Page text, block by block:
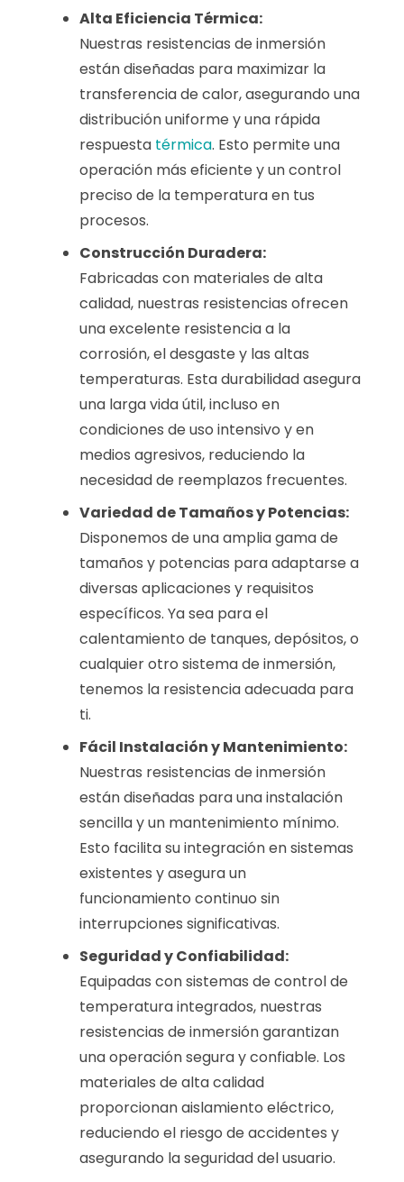
Alta Eficiencia Térmica:
Nuestras resistencias de inmersión
están diseñadas para maximizar la
transferencia de calor, asegurando una
distribución uniforme y una rápida
respuesta térmica. Esto permite una
operación más eficiente y un control
preciso de la temperatura en tus
procesos.
Construcción Duradera:
Fabricadas con materiales de alta
calidad, nuestras resistencias ofrecen
una excelente resistencia a la
corrosión, el desgaste y las altas
temperaturas. Esta durabilidad asegura
una larga vida útil, incluso en
condiciones de uso intensivo y en
medios agresivos, reduciendo la
necesidad de reemplazos frecuentes.
Variedad de Tamaños y Potencias:
Disponemos de una amplia gama de
tamaños y potencias para adaptarse a
diversas aplicaciones y requisitos
específicos. Ya sea para el
calentamiento de tanques, depósitos, o
cualquier otro sistema de inmersión,
tenemos la resistencia adecuada para
ti.
Fácil Instalación y Mantenimiento:
Nuestras resistencias de inmersión
están diseñadas para una instalación
sencilla y un mantenimiento mínimo.
Esto facilita su integración en sistemas
existentes y asegura un
funcionamiento continuo sin
interrupciones significativas.
Seguridad y Confiabilidad:
Equipadas con sistemas de control de
temperatura integrados, nuestras
resistencias de inmersión garantizan
una operación segura y confiable. Los
materiales de alta calidad
proporcionan aislamiento eléctrico,
reduciendo el riesgo de accidentes y
asegurando la seguridad del usuario.